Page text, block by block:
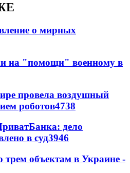
о мирных
на "помощи" военному в
провела воздушный
роботов4738
дело
в суд3946
трем объектам в Украине -